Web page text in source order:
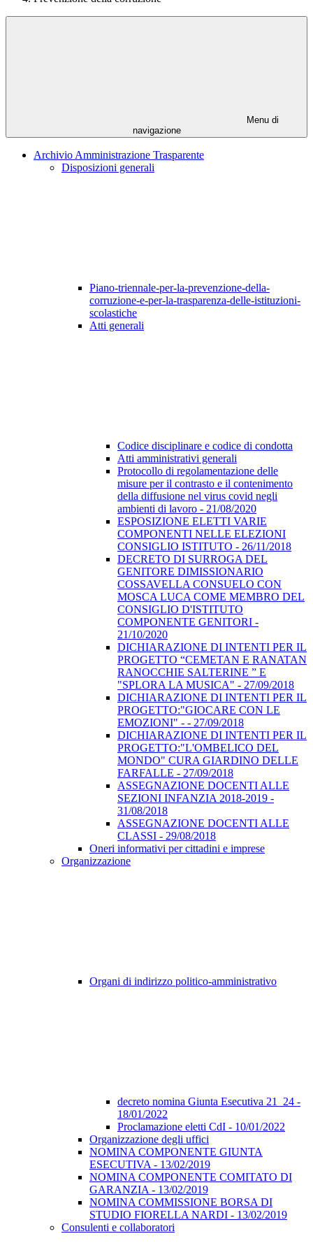
Menu di
navigazione
Archivio Amministrazione Trasparente
Disposizioni generali
Piano-triennale-per-la-prevenzione-della-
corruzione-e-per-la-trasparenza-delle-istituzioni-
scolastiche
Atti generali
Codice disciplinare e codice di condotta
Atti amministrativi generali
Protocollo di regolamentazione delle
misure per il contrasto e il contenimento
della diffusione nel virus covid negli
ambienti di lavoro - 21/08/2020
ESPOSIZIONE ELETTI VARIE
COMPONENTI NELLE ELEZIONI
CONSIGLIO ISTITUTO - 26/11/2018
DECRETO DI SURROGA DEL
GENITORE DIMISSIONARIO
COSSAVELLA CONSUELO CON
MOSCA LUCA COME MEMBRO DEL
CONSIGLIO D'ISTITUTO
COMPONENTE GENITORI -
21/10/2020
DICHIARAZIONE DI INTENTI PER IL
PROGETTO “CEMETAN E RANATAN
RANOCCHIE SALTERINE ” E
"SPLORA LA MUSICA" - 27/09/2018
DICHIARAZIONE DI INTENTI PER IL
PROGETTO:"GIOCARE CON LE
EMOZIONI" - - 27/09/2018
DICHIARAZIONE DI INTENTI PER IL
PROGETTO:"L'OMBELICO DEL
MONDO" CURA GIARDINO DELLE
FARFALLE - 27/09/2018
ASSEGNAZIONE DOCENTI ALLE
SEZIONI INFANZIA 2018-2019 -
31/08/2018
ASSEGNAZIONE DOCENTI ALLE
CLASSI - 29/08/2018
Oneri informativi per cittadini e imprese
Organizzazione
Organi di indirizzo politico-amministrativo
decreto nomina Giunta Esecutiva 21_24 -
18/01/2022
Proclamazione eletti CdI - 10/01/2022
Organizzazione degli uffici
NOMINA COMPONENTE GIUNTA
ESECUTIVA - 13/02/2019
NOMINA COMPONENTE COMITATO DI
GARANZIA - 13/02/2019
NOMINA COMMISSIONE BORSA DI
STUDIO FIORELLA NARDI - 13/02/2019
Consulenti e collaboratori